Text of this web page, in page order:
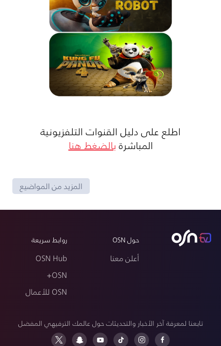
اطلع على دليل القنوات التلفزيونية
المباشرةبالضغط هنا
المزيد من المواضيع
حول OSN
أعلن معنا
روابط سريعة
OSN Hub
OSN+
OSN للأعمال
تابعنا لمعرفة آخر الأخبار والتحديثات حول عالمك الترفيهي المفضل